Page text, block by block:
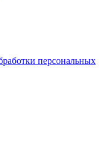
персональных